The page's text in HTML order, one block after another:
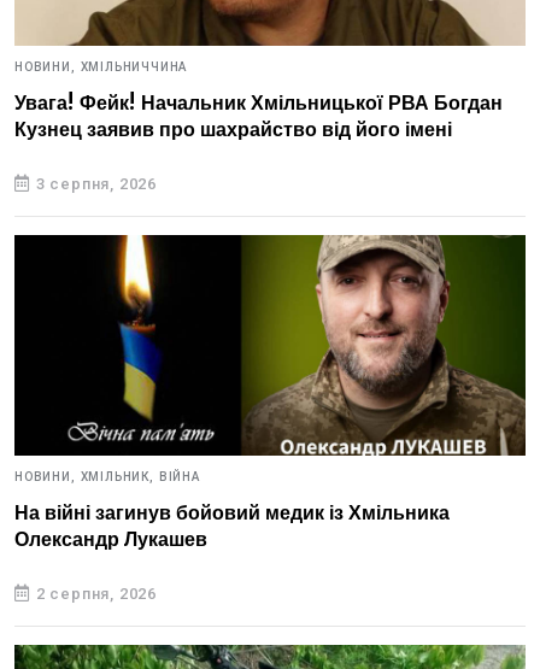
НОВИНИ, ХМІЛЬНИЧЧИНА
Увага! Фейк! Начальник Хмільницької РВА Богдан
Кузнец заявив про шахрайство від його імені
3 серпня, 2026
НОВИНИ, ХМІЛЬНИК, ВІЙНА
На війні загинув бойовий медик із Хмільника
Олександр Лукашев
2 серпня, 2026